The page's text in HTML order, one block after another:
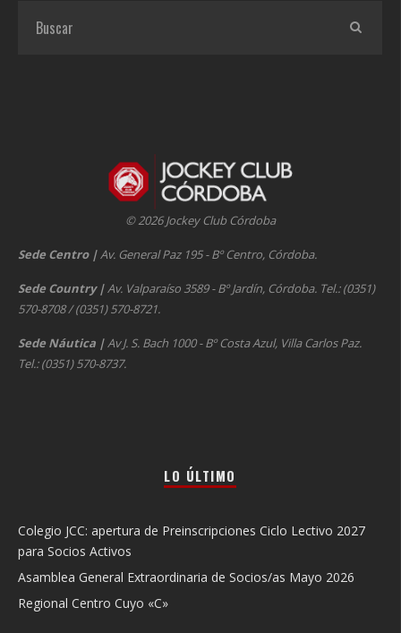
© 2026 Jockey Club Córdoba
Sede Centro |Av. General Paz 195 - Bº Centro, Córdoba.
Sede Country |Av. Valparaíso 3589 - Bº Jardín, Córdoba. Tel.: (0351)
570-8708 / (0351) 570-8721.
Sede Náutica |Av J. S. Bach 1000 - Bº Costa Azul, Villa Carlos Paz.
Tel.: (0351) 570-8737.
LO ÚLTIMO
Colegio JCC: apertura de Preinscripciones Ciclo Lectivo 2027
para Socios Activos
Asamblea General Extraordinaria de Socios/as Mayo 2026
Regional Centro Cuyo «C»